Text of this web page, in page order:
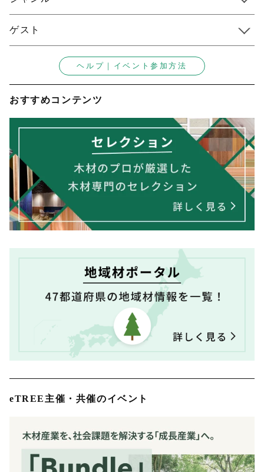
ゲスト
ヘルプ｜イベント参加方法
おすすめコンテンツ
eTREE主催・共催のイベント